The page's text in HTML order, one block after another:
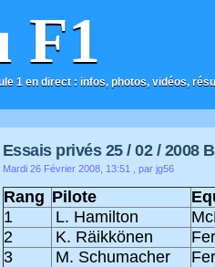
F1
1 en direct : infos, photos, vidéos,
Essais privés 25 / 02 / 2008
Mardi 26 Février 2008, 13:51 , par jg56
Rang Pilote
1
L. Hamilton
2
K. Räikkönen
3
M. Schumacher